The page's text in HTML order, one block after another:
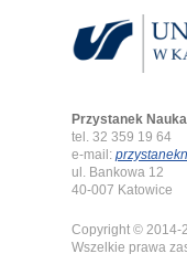
Przystanek Nauka
tel. 32 359 19 64
e-mail:
ul. Bankowa 12
40-007 Katowice
Copyright © 2014-
Wszelkie prawa